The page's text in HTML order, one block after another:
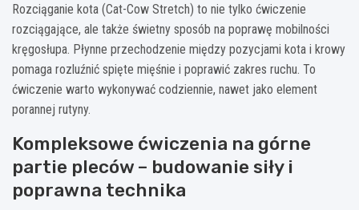
Rozciąganie kota (Cat-Cow Stretch) to nie tylko ćwiczenie
rozciągające, ale także świetny sposób na poprawę mobilności
kręgosłupa. Płynne przechodzenie między pozycjami kota i krowy
pomaga rozluźnić spięte mięśnie i poprawić zakres ruchu. To
ćwiczenie warto wykonywać codziennie, nawet jako element
porannej rutyny.
Kompleksowe ćwiczenia na górne
partie pleców – budowanie siły i
poprawna technika